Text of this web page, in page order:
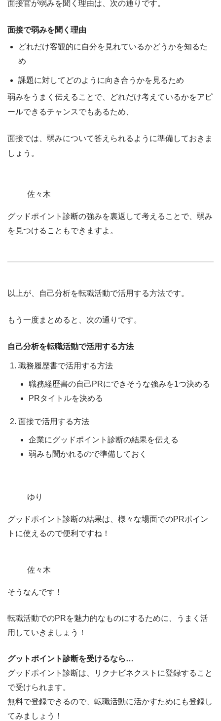
面接官が弱みを聞く理由は、次の通りです。
面接で弱みを聞く理由
どれだけ客観的に自分を見れているかどうかを知るた
め
課題に対してどのように向き合うかを見るため
弱みをうまく伝えることで、どれだけ考えているかをアピ
ールできるチャンスでもあるため、
面接では、弱みについて答えられるように準備しておきま
しょう。
佐々木
グッドポイント診断の強みを裏返して考えることで、弱み
を見つけることもできますよ。
以上が、自己分析を転職活動で活用する方法です。
もう一度まとめると、次の通りです。
自己分析を転職活動で活用する方法
職務履歴書で活用する方法
職務経歴書の自己PRにできそうな強みを1つ決める
PRタイトルを決める
面接で活用する方法
企業にグッドポイント診断の結果を伝える
弱みも聞かれるので準備しておく
ゆり
グッドポイント診断の結果は、様々な場面でのPRポイン
トに使えるので便利ですね！
佐々木
そうなんです！
転職活動でのPRを魅力的なものにするために、うまく活
用していきましょう！
グットポイント診断を受けるなら…
グッドポイント診断は、
リクナビネクストに登録すること
で受けられます。
無料で登録できるので、転職活動に活かすためにも登録し
てみましょう！